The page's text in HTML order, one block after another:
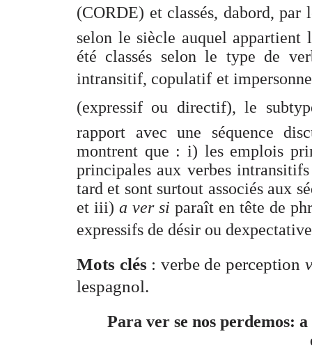
(CORDE) et classés, dabord,
selon le siècle auquel
été classés selon le type de
intransitif, copulatif et
(expressif ou directif), le
rapport avec une séquence
montrent que : i) les emplois
principales aux verbes
tard et sont surtout associés aux
et iii) a ver si paraît en tête de
expressifs de désir ou
Mots clés : verbe de perception
lespagnol.
Para ver se nos perdemos: